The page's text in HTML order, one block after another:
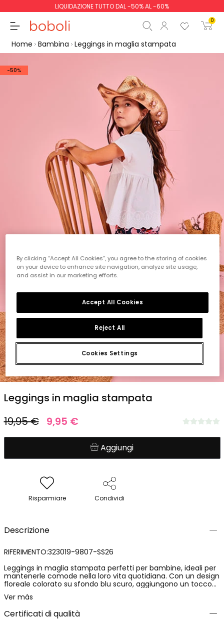
LIQUIDAZIONE TUTTO DAL -50% AL -60%
0
Continua Inizio ordine
Home Bambina Leggings in maglia stampata
-50%
Leggings in maglia stampata
19,95 € 9,95 €
Aggiungi
Risparmiare Condividi
Descrizione
RIFERIMENTO:323019-9807-SS26
Leggings in maglia stampata perfetti per bambine, ideali per
mantenerle comode nella loro vita quotidiana. Con un design
floreale colorato su sfondo blu scuro, aggiungono un tocco
vivace e allegro. Il loro materiale elastico offre comfort e
permette libertà di movimento. Disponibile in taglie da 12
mesi a 14 anni. Indumento versatile che può essere
facilmente abbinato a t-shirt semplici per un look casual e
Ver más
Certificati di qualità
By clicking “Accept All Cookies”, you agree to the storing of cookies
on your device to enhance site navigation, analyze site usage,
and assist in our marketing efforts.
Cookies Settings
Reject All
Accept All Cookies